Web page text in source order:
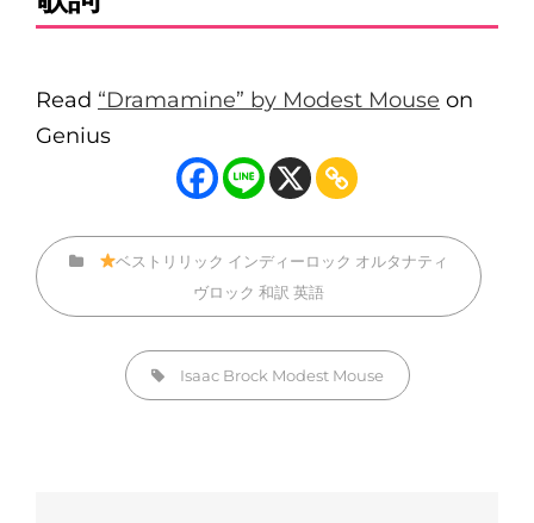
Read “Dramamine” by Modest Mouse on
Genius
カ
ゴ
ベストリリック インディーロック オルタナティ
ヴロック 和訳 英語
タ
グ,
Isaac Brock Modest Mouse